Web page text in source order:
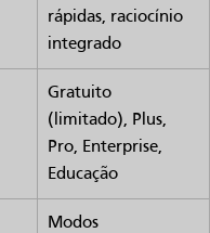
rápidas, raciocínio
integrado
Gratuito
(limitado), Plus,
Pro, Enterprise,
Educação
Modos